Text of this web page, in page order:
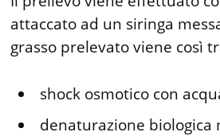
attaccato ad un siringa
grasso prelevato viene così
shock osmotico con
denaturazione biologica